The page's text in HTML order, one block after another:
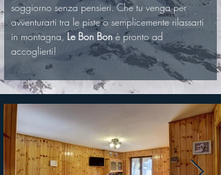
soggiorno senza pensieri. Che tu venga per
avventurarti tra le piste o semplicemente rilassarti
in montagna, Le Bon Bon è pronto ad
accoglierti!